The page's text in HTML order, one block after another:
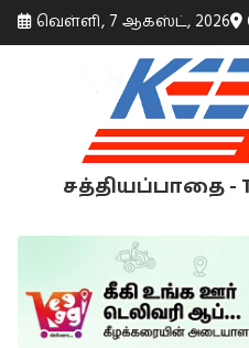
வெள்ளி, 7 ஆகஸ்ட், 2026
சத்தியப்பாதை -